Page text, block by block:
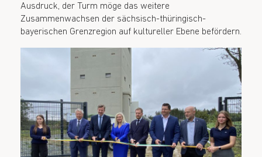
Ausdruck, der Turm möge das weitere
Zusammenwachsen der sächsisch-thüringisch-
bayerischen Grenzregion auf kultureller Ebene befördern.